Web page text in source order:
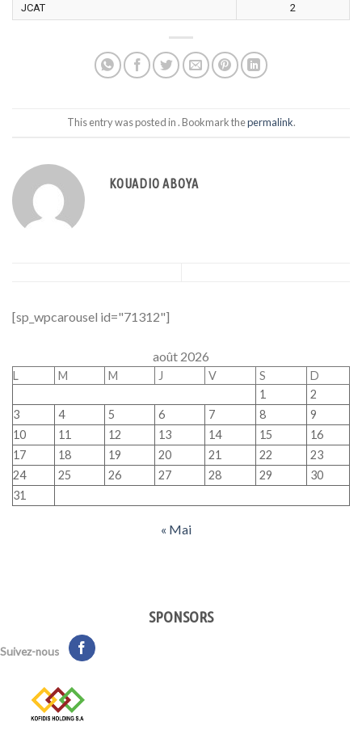
JCAT
2
This entry was posted in . Bookmark thepermalink.
KOUADIO ABOYA
[sp_wpcarousel id="71312"]
août 2026
L M M J V S
D
1
2
3
4 5 6 7 8
9
10
11 12 13 14 15
16
17
18 19 20 21 22
23
24
25 26 27 28 29
30
31
« Mai
SPONSORS
Suivez-nous